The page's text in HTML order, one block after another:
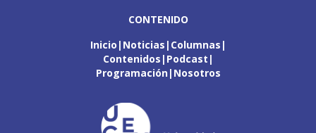
CONTENIDO
Inicio Noticias Columnas
Contenidos Podcast
Programación Nosotros